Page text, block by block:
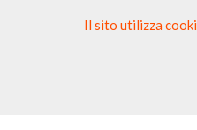
Il sito utilizza